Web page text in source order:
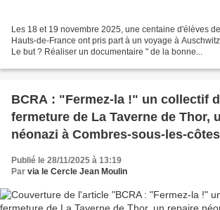
Les 18 et 19 novembre 2025, une centaine d'élèves
Hauts-de-France ont pris part à un voyage à
Le but ? Réaliser un documentaire " de la bonne...
BCRA : "Fermez-la !" un collectif
fermeture de La Taverne de Thor,
néonazi à Combres-sous-les-
Hammerskins (Bulletin Citoyen et
d'Alertes)
Publié le 28/11/2025 à 13:19
Par via le Cercle Jean Moulin